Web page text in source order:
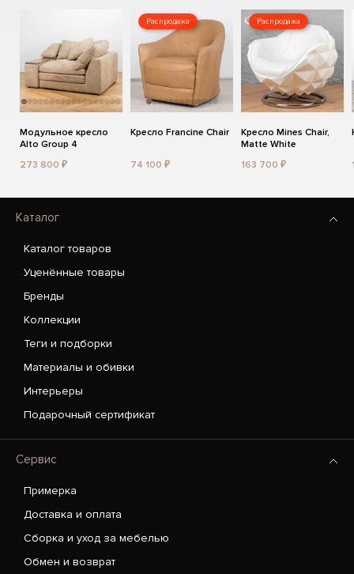
Модульное кресло
Alto Group 4
273 800 ₽
Распродажа
Кресло Francine Chair
74 100 ₽
Распродажа
Кресло Mines Chair,
Matte White
163 700 ₽
Каталог
Каталог товаров
Уценённые товары
Бренды
Коллекции
Теги и подборки
Материалы и обивки
Интерьеры
Подарочный сертификат
Сервис
Примерка
Доставка и оплата
Сборка и уход за мебелью
Обмен и возврат